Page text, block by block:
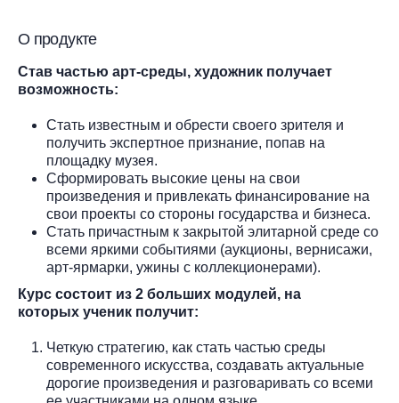
О продукте
Став частью арт-среды, художник получает
возможность:
Стать известным и обрести своего зрителя и
получить экспертное признание, попав на
площадку музея.
Сформировать высокие цены на свои
произведения и привлекать финансирование на
свои проекты со стороны государства и бизнеса.
Стать причастным к закрытой элитарной среде со
всеми яркими событиями (аукционы, вернисажи,
арт-ярмарки, ужины с коллекционерами).
Курс состоит из 2 больших модулей, на
которых ученик получит:
Четкую стратегию, как стать частью среды
современного искусства, создавать актуальные
дорогие произведения и разговаривать со всеми